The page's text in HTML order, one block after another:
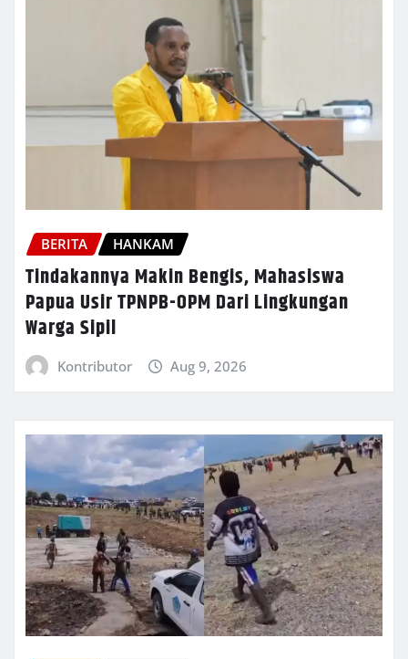
BERITA HANKAM
Tindakannya Makin Bengis, Mahasiswa
Papua Usir TPNPB-OPM Dari Lingkungan
Warga Sipil
Kontributor Aug 9, 2026